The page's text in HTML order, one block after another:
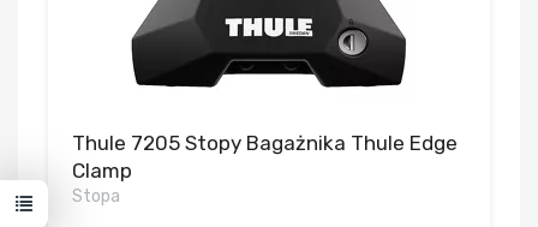
Thule 7205 Stopy Bagażnika Thule Edge
Clamp
Stopa